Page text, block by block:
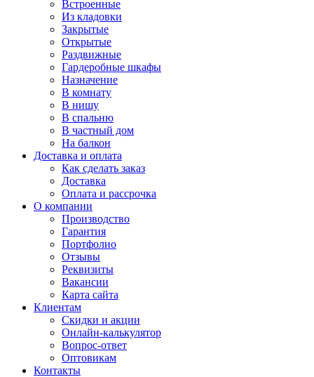
Встроенные
Из кладовки
Закрытые
Открытые
Раздвижные
Гардеробные шкафы
Назначение
В комнату
В нишу
В спальню
В частный дом
На балкон
Доставка и оплата
Как сделать заказ
Доставка
Оплата и рассрочка
О компании
Производство
Гарантия
Портфолио
Отзывы
Реквизиты
Вакансии
Карта сайта
Клиентам
Скидки и акции
Онлайн-калькулятор
Вопрос-ответ
Оптовикам
Контакты